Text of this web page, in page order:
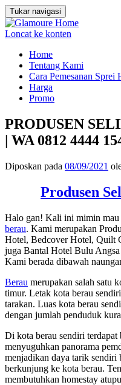
Tukar navigasi
Loncat ke konten
Home
Tentang Kami
Cara Pemesanan
Harga
Promo
PRODUSEN
| WA 0812 4444
Diposkan pada 08/09/2021
Produsen
Halo gan! Kali ini mimin mau
berau. Kami merupakan
Hotel, Bedcover Hotel, Quilt
juga Bantal Hotel Bulu Angsa
Kami berada dibawah
Berau merupakan salah satu
timur. Letak kota berau
tarakan. Luas kota berau
dengan jumlah penduduk
Di kota berau sendiri terdapat
menyuguhkan panorama
menjadikan daya tarik sendiri
berkunjung ke kota berau.
membutuhkan homestay